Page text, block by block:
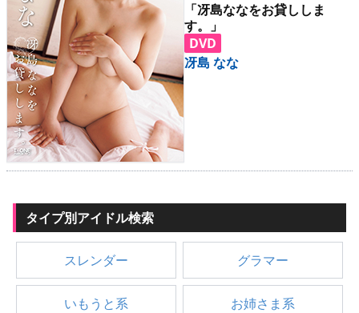
「冴島ななをお貸ししま
す。」
DVD
冴島 なな
タイプ別アイドル検索
スレンダー グラマー
いもうと系 お姉さま系